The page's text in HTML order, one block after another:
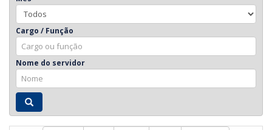
Cargo / Função
Nome do servidor